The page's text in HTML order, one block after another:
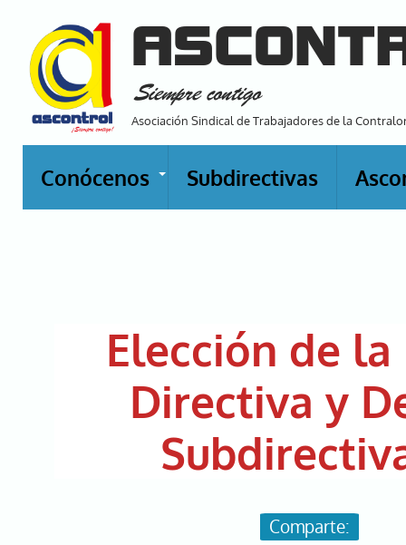
contenido
principal
Siempre contigo
Asociación Sindical de Trabajadores de la
+
Conócenos Subdirectivas
Elección de la
Directiva y